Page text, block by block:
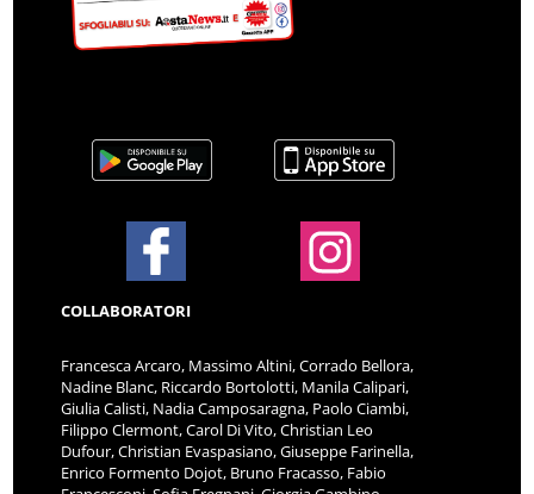
COLLABORATORI
Francesca Arcaro, Massimo Altini, Corrado Bellora,
Nadine Blanc, Riccardo Bortolotti, Manila Calipari,
Giulia Calisti, Nadia Camposaragna, Paolo Ciambi,
Filippo Clermont, Carol Di Vito, Christian Leo
Dufour, Christian Evaspasiano, Giuseppe Farinella,
Enrico Formento Dojot, Bruno Fracasso, Fabio